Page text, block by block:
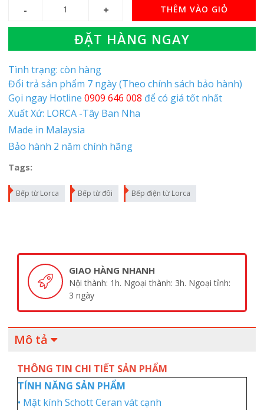
THÊM VÀO GIỎ
ĐẶT HÀNG NGAY
Tình trạng: còn hàng
Đổi trả sản phẩm 7 ngày (Theo chính sách bảo hành)
Gọi ngay Hotline 0909 646 008 để có giá tốt nhất
Xuất Xứ: LORCA -Tây Ban Nha
Made in Malaysia
Bảo hành 2 năm chính hãng
Tags:
Bếp từ Lorca Bếp từ đôi Bếp điện từ Lorca
GIAO HÀNG NHANH
Nội thành: 1h. Ngoại thành: 3h. Ngoại tỉnh:
3 ngày
Mô tả
THÔNG TIN CHI TIẾT SẢN PHẨM
TÍNH NĂNG SẢN PHẨM
• Mặt kính Schott Ceran vát cạnh